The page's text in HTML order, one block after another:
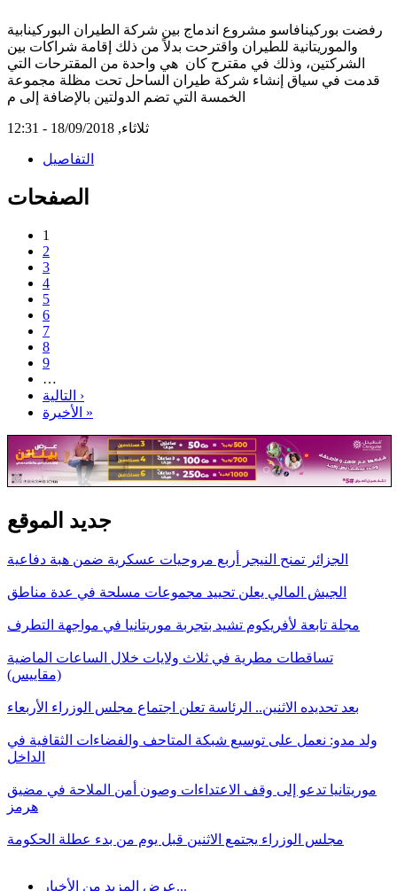
رفضت بوركينافاسو مشروع اندماج بين شركة الطيران البوركينابية
والموريتانية للطيران واقترحت بدلاً من ذلك إقامة شراكات بين
الشركتين، وذلك في مقترح كان هي واحدة من المقترحات التي
قدمت في سياق إنشاء شركة طيران الساحل تحت مظلة مجموعة
الخمسة التي تضم الدولتين بالإضافة إلى م
ثلاثاء, 18/09/2018 - 12:31
التفاصيل
الصفحات
1
2
3
4
5
6
7
8
9
…
التالية ›
الأخيرة »
جديد الموقع
الجزائر تمنح النيجر أربع مروحيات عسكرية ضمن هبة دفاعية
الجيش المالي يعلن تحييد مجموعات مسلحة في عدة مناطق
مجلة تابعة لأفريكوم تشيد بتجربة موريتانيا في مواجهة التطرف
تساقطات مطرية في ثلاث ولايات خلال الساعات الماضية
(مقاييس)
بعد تحديده الاثنين.. الرئاسة تعلن اجتماع مجلس الوزراء الأربعاء
ولد مدو: نعمل على توسيع شبكة المتاحف والفضاءات الثقافية في
الداخل
موريتانيا تدعو إلى وقف الاعتداءات وصون أمن الملاحة في مضيق
هرمز
مجلس الوزراء يجتمع الاثنين قبل يوم من بدء عطلة الحكومة
عرض المزيد من الأخبار...